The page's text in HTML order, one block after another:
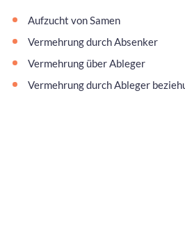
Aufzucht von Samen
Vermehrung durch Absenker
Vermehrung über Ableger
Vermehrung durch Ableger